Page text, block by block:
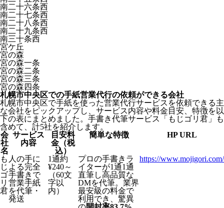
南二十六条西
南二十七条西
南二十八条西
南二十九条西
南三十条西
宮ケ丘
宮の森
宮の森一条
宮の森二条
宮の森三条
宮の森四条
札幌市中央区での手紙営業代行の依頼ができる会社
札幌市中央区で手紙を使った営業代行サービスを依頼できる主
な会社をピックアップし、サービス内容や料金目安、特徴を以
下の表にまとめました。手書き代筆サービス「もじゴリ君」も
含めて、計5社を紹介します。
会
社
名
サービス
内容
目安料
金（税
込）
簡単な特徴 HP URL
も
じ
ゴ
リ
君
人の手に
よる完全
手書きで
営業手紙
を代筆・
発送
1通約
¥240～
（60文
字以
内）
プロの手書きラ
イターが1通1通
直筆し高品質な
DMを代筆。業界
最安級の料金で
利用でき、驚異
https://www.mojigori.com/